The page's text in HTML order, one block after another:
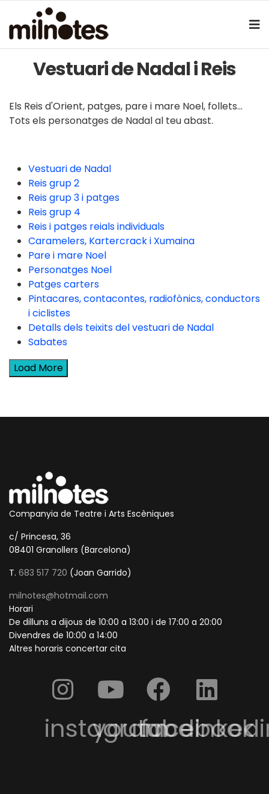
Vestuari de Nadal i Reis
Els Reis d'Orient, patges, pare i mare Noel, follets...
Tots els personatges de Nadal al teu abast.
Vestuari de Nadal
Reis grup 2
Reis grup 3 i patges
Reis grup 4
Reis i patges reials individuals
Caramelers, Kartercrack i Xumaina
Pare i mare Noel
Personatges Noel
Patges carters
Pintacares, contacontes, radiofònics, conductors
i ciclistes
Detalls dels teixits del vestuari de Nadal
Sabates
Load More
Companyia de Teatre i Arts Escèniques
c/ Princesa, 36
08401 Granollers (Barcelona)
T. 683 517 720 (Joan Garrido)
milnotes@hotmail.com
Horari
De dilluns a dijous de 10:00 a 13:00 i de 17:00 a 20:00
Divendres de 10:00 a 14:00
Altres horaris concertar cita
instagram
youtube
facebook